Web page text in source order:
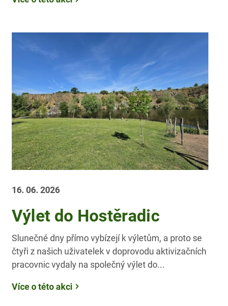
16. 06. 2026
Výlet do Hostěradic
Slunečné dny přímo vybízejí k výletům, a proto se
čtyři z našich uživatelek v doprovodu aktivizačních
pracovnic vydaly na společný výlet do...
Více o této akci